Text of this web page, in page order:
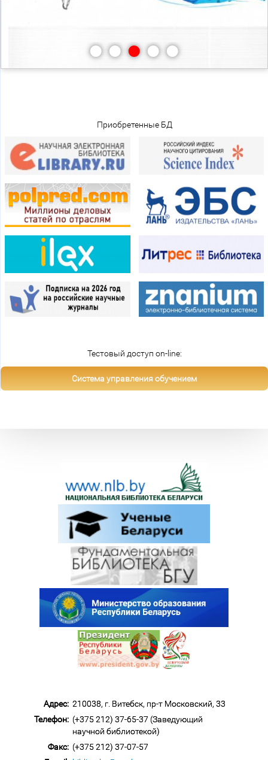
•••••
Приобретенные БД
Тестовый доступ on-line:
Система управления обучением
Адрес: 210038, г. Витебск, пр-т Московский, 33
Телефон: (+375 212) 37-65-37 (Заведующий
научной библиотекой)
Факс: (+375 212) 37-07-57